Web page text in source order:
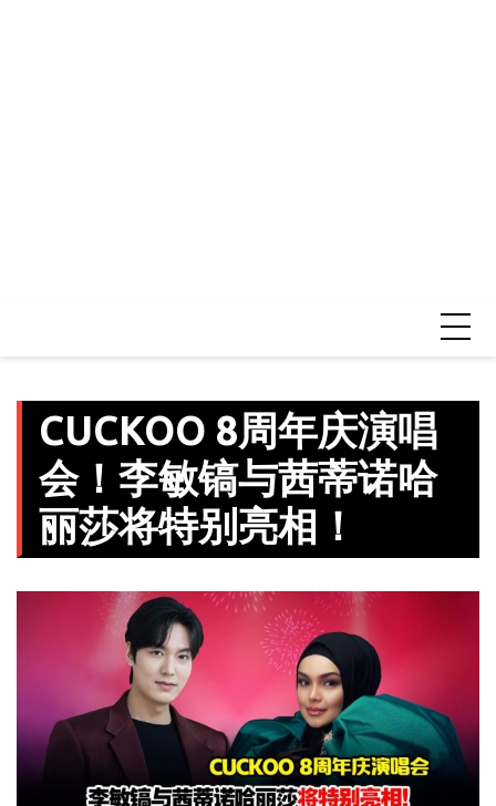
CUCKOO 8周年庆演唱
会！李敏镐与茜蒂诺哈
丽莎将特别亮相！